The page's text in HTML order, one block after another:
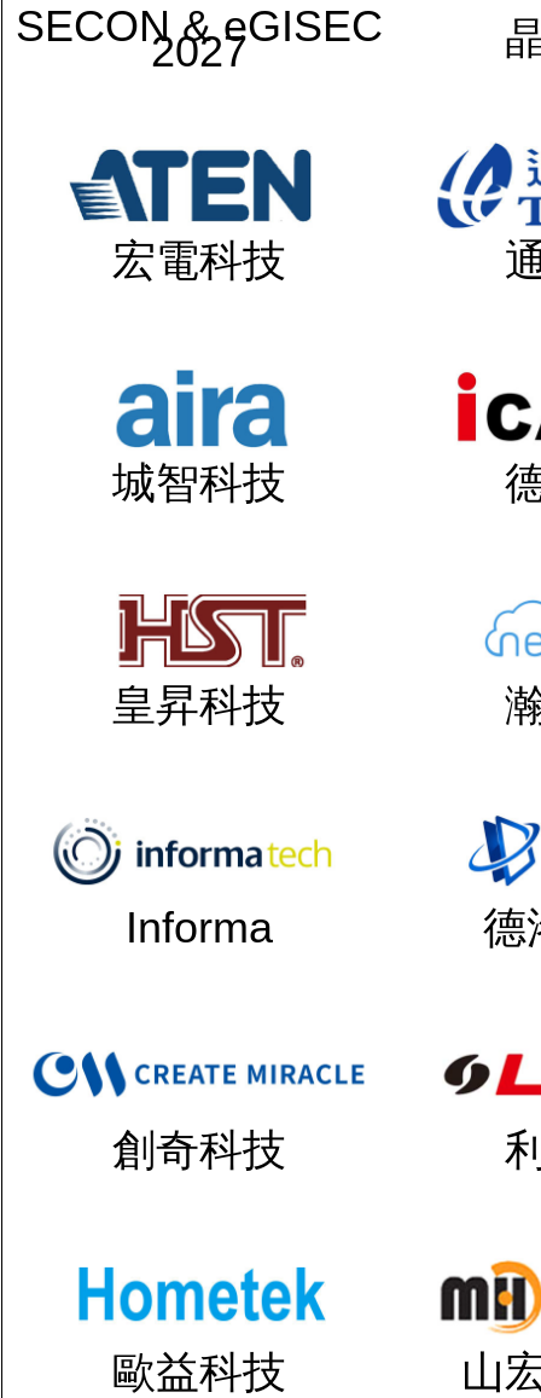
SECON & eGISEC
2027
宏電科技
城智科技
皇昇科技
Informa 德
創奇科技
歐益科技 山